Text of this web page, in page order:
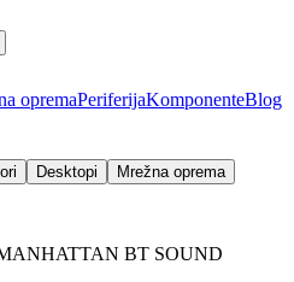
opremaPeriferijaKomponenteBlog
Desktopi
Mrežna oprema
BT SOUND